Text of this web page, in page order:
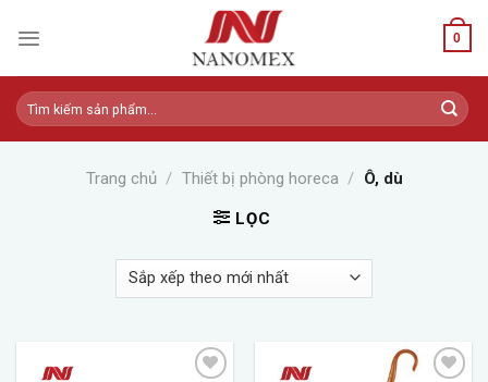
0
Tìm
kiếm:
Trang chủ / Thiết bị phòng horeca / Ô, dù
LỌC